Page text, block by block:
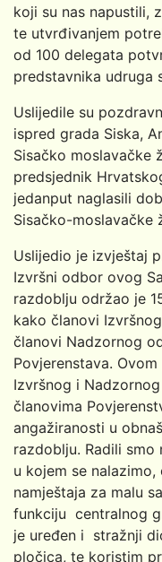
koji su nas napustili,
te utvrđivanjem
od 100 delegata
predstavnika udruga
Uslijedile su
ispred grada Siska,
Sisačko moslavačke
predsjednik
jedanput naglasili
Sisačko-moslavačke
Uslijedio je izvještaj
Izvršni odbor ovog
razdoblju održao je
kako članovi
članovi Nadzornog
Povjerenstava.
Izvršnog i
članovima
angažiranosti u
razdoblju. Radili
u kojem se
namještaja za malu
funkciju centralnog
je uređen i stražnji
pločica, te koristim